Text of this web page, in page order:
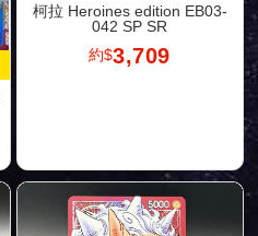
柯拉 Heroines edition EB03-
042 SP SR
約$3,709